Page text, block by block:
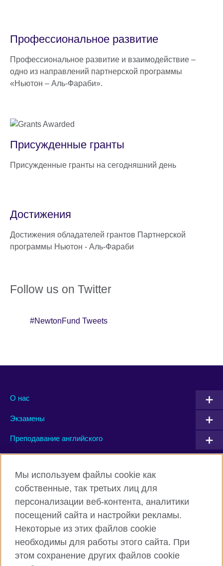
Профессиональное развитие
Профессиональное развитие и взаимодействие –
одно из направлений партнерской программы
«Ньютон – Аль-Фараби».
Присужденные гранты
Присужденные гранты на сегодняшний день
Достижения
Достижения обладателей грантов Партнерской
программы Ньютон - Аль-Фараби
Follow us on Twitter
#NewtonFund Tweets
О нас
Экзамены
Преподавание английского
Twitter
Instagram YouTube
Мы используем файлы cookie как
собственные, так третьих лиц для
персонализации веб-контента, аналитики
посещений сайта и настройки рекламы.
Некоторые из этих файлов cookie
необходимы для работы этого сайта. При
этом сохранение других файлов cookie